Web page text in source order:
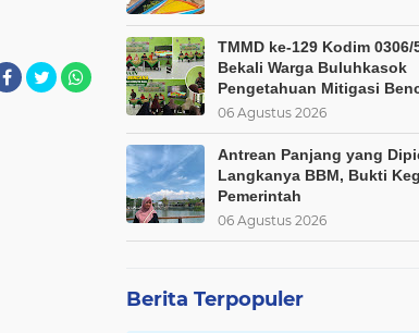
TMMD ke-129 Kodim 0306/
Bekali Warga Buluhkasok
Pengetahuan Mitigasi
06 Agustus 2026
Antrean Panjang yang
Langkanya BBM, Bukti
Pemerintah
06 Agustus 2026
Berita Terpopuler